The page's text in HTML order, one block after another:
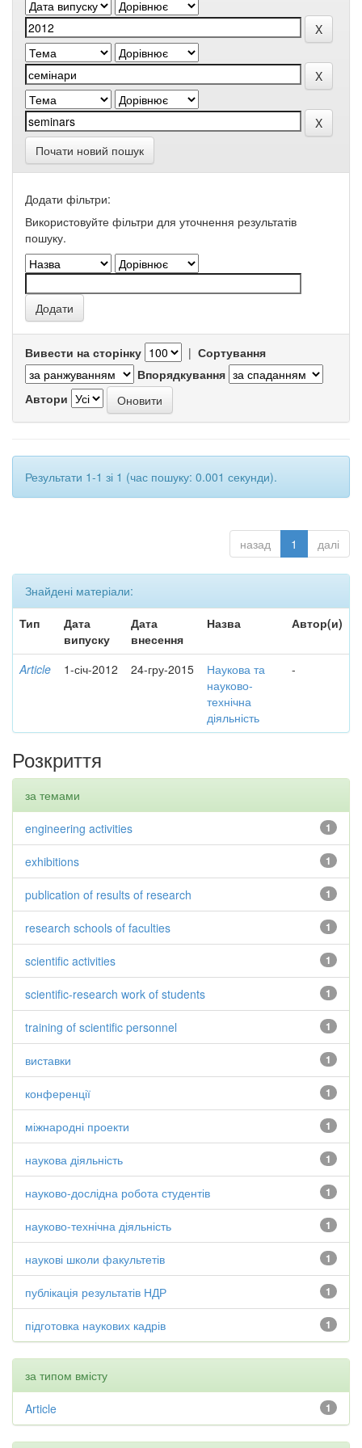
Почати новий пошук
Додати фільтри:
Використовуйте фільтри для уточнення результатів
пошуку.
Вивести на сторінку | Сортування
Впорядкування
Автори
Результати 1-1 зі 1 (час пошуку: 0.001 секунди).
назад 1 далі
Знайдені матеріали:
Тип
Дата
випуску
Дата
внесення
Назва Автор(и)
Article 1-січ-2012 24-гру-2015
Наукова та
науково-
технічна
діяльність
-
Розкриття
за темами
1
engineering activities
1
exhibitions
1
publication of results of research
1
research schools of faculties
1
scientific activities
1
scientific-research work of students
1
training of scientific personnel
1
виставки
1
конференції
1
міжнародні проекти
1
наукова діяльність
1
науково-дослідна робота студентів
1
науково-технічна діяльність
1
наукові школи факультетів
1
публікація результатів НДР
1
підготовка наукових кадрів
за типом вмісту
1
Article